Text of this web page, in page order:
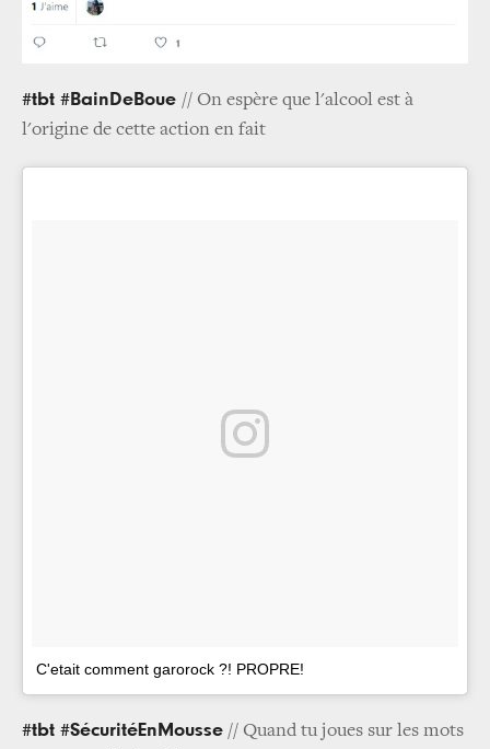
#tbt #BainDeBoue // On espère que l'alcool est à
l'origine de cette action en fait
C'etait comment garorock ?! PROPRE!
#tbt #SécuritéEnMousse // Quand tu joues sur les mots